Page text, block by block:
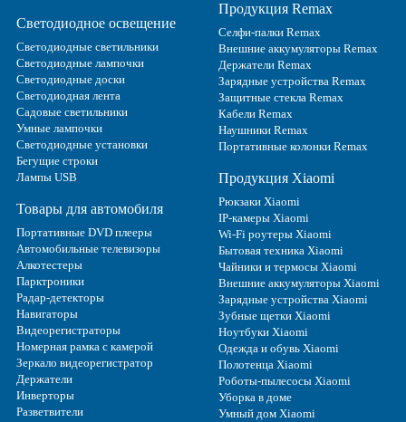
Светодиодное освещение
Светодиодные светильники
Светодиодные лампочки
Светодиодные доски
Светодиодная лента
Садовые светильники
Умные лампочки
Светодиодные установки
Бегущие строки
Лампы USB
Товары для автомобиля
Портативные DVD плееры
Автомобильные телевизоры
Алкотестеры
Парктроники
Радар-детекторы
Навигаторы
Видеорегистраторы
Номерная рамка с камерой
Зеркало видеорегистратор
Держатели
Инверторы
Разветвители
Продукция Remax
Селфи-палки Remax
Внешние аккумуляторы Remax
Держатели Remax
Зарядные устройства Remax
Защитные стекла Remax
Кабели Remax
Наушники Remax
Портативные колонки Remax
Продукция Xiaomi
Рюкзаки Xiaomi
IP-камеры Xiaomi
Wi-Fi роутеры Xiaomi
Бытовая техника Xiaomi
Чайники и термосы Xiaomi
Внешние аккумуляторы Xiaomi
Зарядные устройства Xiaomi
Зубные щетки Xiaomi
Ноутбуки Xiaomi
Одежда и обувь Xiaomi
Полотенца Xiaomi
Роботы-пылесосы Xiaomi
Уборка в доме
Умный дом Xiaomi